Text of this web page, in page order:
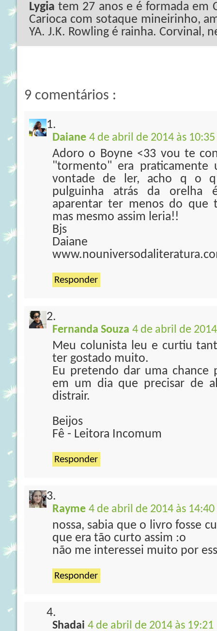
Lygia tem 27 anos e é formada em
Carioca com sotaque mineirinho,
YA. J.K. Rowling é rainha. Corvinal,
9 comentários :
Daiane 4 de abril de 2014 às 10:35
Adoro o Boyne <33 vou te
"tormento" era
vontade de ler, acho q o
pulguinha atrás da
aparentar ter menos do que
mas mesmo assim leria!!
Bjs
Daiane
Responder
Fernanda Souza 4 de abril de
Meu colunista leu e curtiu
ter gostado muito.
Eu pretendo dar uma chance
em um dia que precisar de
distrair.
Beijos
Fê - Leitora Incomum
Responder
Rayme 4 de abril de 2014 às 14:40
nossa, sabia que o livro fosse
que era tão curto assim :o
não me interessei muito por
Responder
Shadai 4 de abril de 2014 às 19:21